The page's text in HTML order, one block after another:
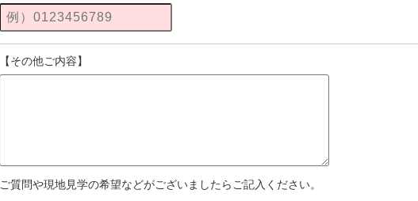
【その他ご内容】
ご質問や現地見学の希望などがございましたらご記入ください。